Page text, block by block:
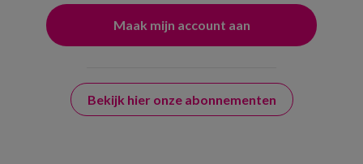
Bekijk hier onze abonnementen